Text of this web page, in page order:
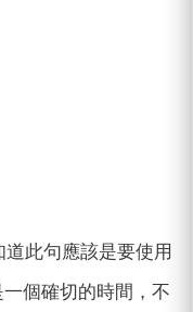
此句應該是要使用
個確切的時間，不